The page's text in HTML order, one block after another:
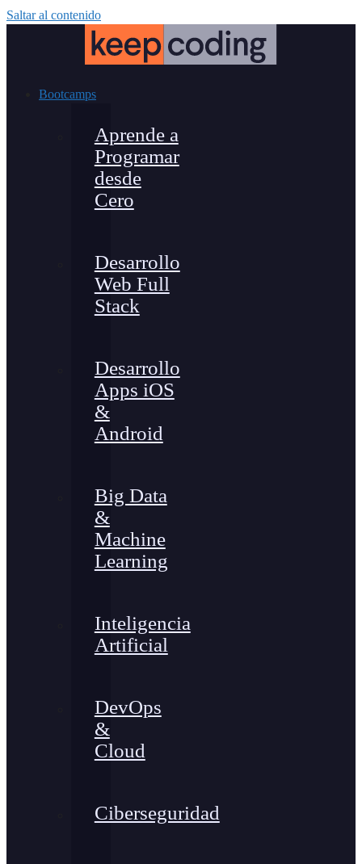
Saltar al contenido
Bootcamps
Aprende a
Programar
desde
Cero
Desarrollo
Web Full
Stack
Desarrollo
Apps iOS
&
Android
Big Data
&
Machine
Learning
Inteligencia
Artificial
DevOps
&
Cloud
Ciberseguridad